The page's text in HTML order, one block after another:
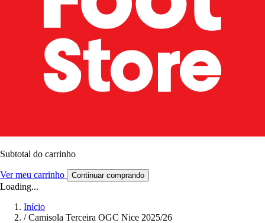
Subtotal do carrinho
Ver meu carrinho Continuar comprando
Loading...
Início
/ Camisola Terceira OGC Nice 2025/26